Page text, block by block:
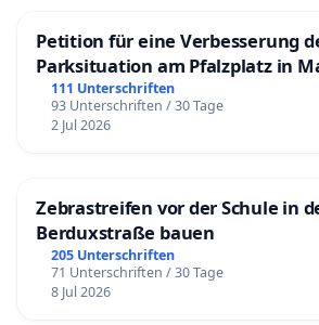
Petition für eine Verbesserung
Parksituation am Pfalzplatz in
111 Unterschriften
93 Unterschriften / 30 Tage
2 Jul 2026
Zebrastreifen vor der Schule in
Berduxstraße bauen
205 Unterschriften
71 Unterschriften / 30 Tage
8 Jul 2026